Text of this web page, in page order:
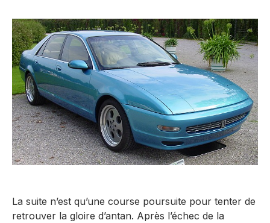
La suite n’est qu’une course poursuite pour tenter de
retrouver la gloire d’antan. Après l’échec de la